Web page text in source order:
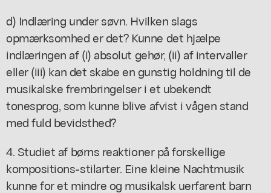
d) Indlæring under søvn. Hvilken slags
opmærksomhed er det? Kunne det hjælpe
indlæringen af (i) absolut gehør, (ii) af intervaller
eller (iii) kan det skabe en gunstig holdning til de
musikalske frembringelser i et ubekendt
tonesprog, som kunne blive afvist i vågen stand
med fuld bevidsthed?
4. Studiet af børns reaktioner på forskellige
kompositions-stilarter. Eine kleine Nachtmusik
kunne for et mindre og musikalsk uerfarent barn